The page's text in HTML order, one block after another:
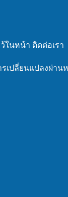
ในหน้า ติดต่อเรา
ปลี่ยนแปลงผ่า